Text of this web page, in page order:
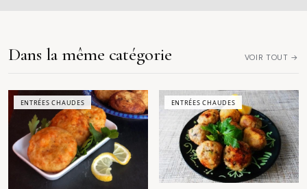
Dans la même catégorie VOIR TOUT →
ENTRÉES CHAUDES ENTRÉES CHAUDES